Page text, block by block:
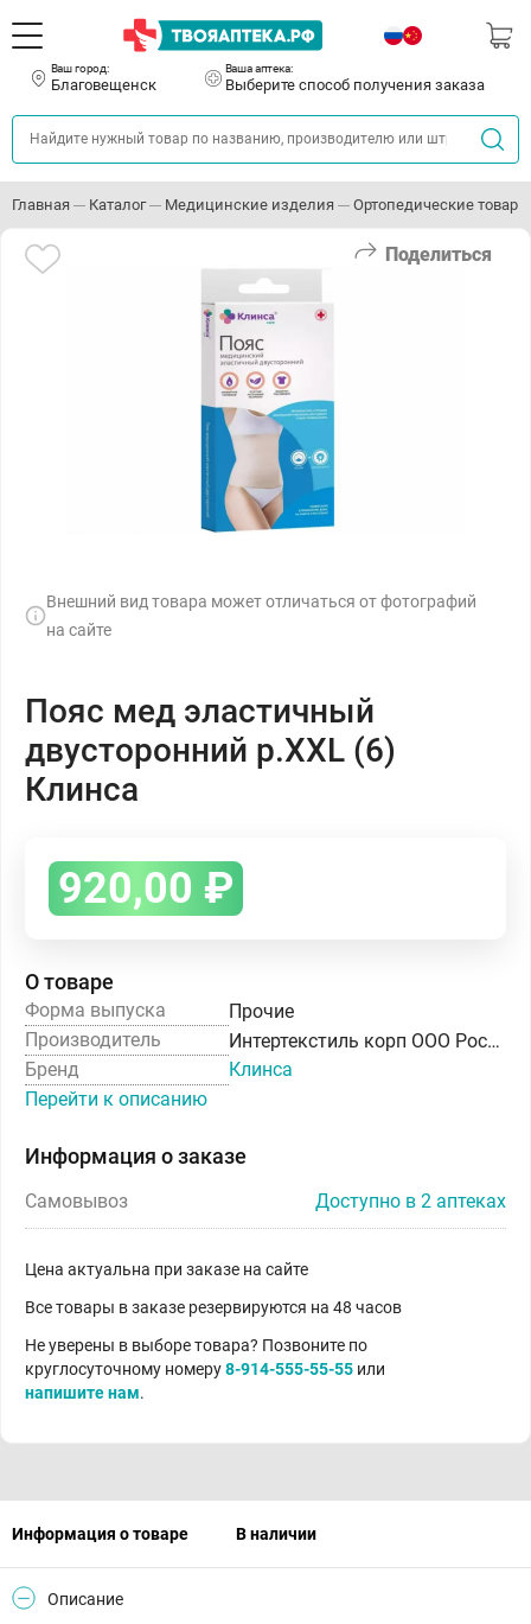
Ваш город:
Благовещенск
Ваша аптека:
Выберите способ получения заказа
Главная Каталог Медицинские изделия Ортопедические товары
Поделиться
Внешний вид товара может отличаться от фотографий
на сайте
Пояс мед эластичный
двусторонний р.ХХL (6)
Клинса
920,00 ₽
О товаре
Форма выпуска
Прочие
Производитель
Интертекстиль корп ООО Россия
Бренд
Клинса
Перейти к описанию
Информация о заказе
Самовывоз Доступно в 2 аптеках
Цена актуальна при заказе на сайте
Все товары в заказе резервируются на 48 часов
Не уверены в выборе товара? Позвоните по
круглосуточному номеру8-914-555-55-55 или
напишите нам.
Информация о товаре В наличии
Описание